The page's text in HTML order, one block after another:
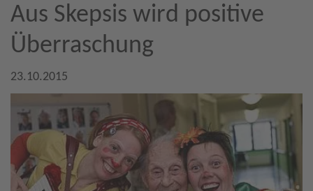
Aus Skepsis wird positive
Überraschung
23.10.2015